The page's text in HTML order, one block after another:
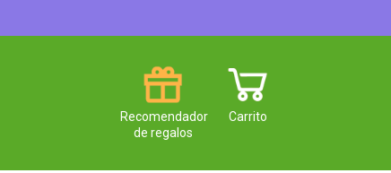
Carrito
Recomendador
de regalos